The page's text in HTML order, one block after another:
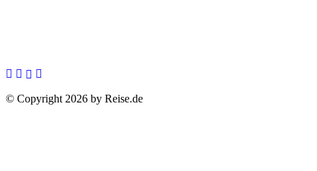
© Copyright 2026 by Reise.de